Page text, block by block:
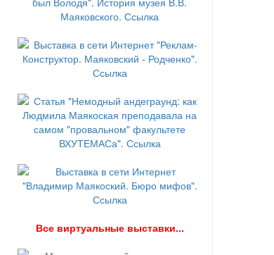
Все виртуальные выставки...